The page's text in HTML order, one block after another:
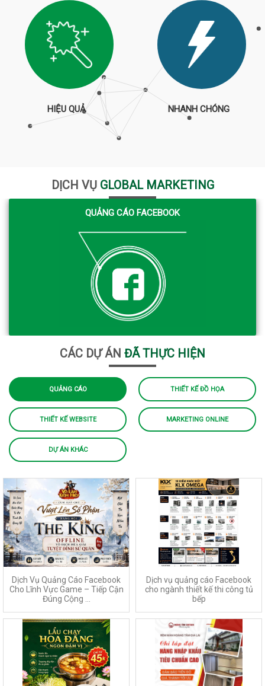
HIỆU QUẢ NHANH CHÓNG
DỊCH VỤGLOBAL MARKETING
QUẢNG CÁO FACEBOOK
CÁC DỰ ÁN ĐÃ THỰC HIỆN
QUẢNG CÁO THIẾT KẾ ĐỒ HỌA
THIẾT KẾ WEBSITE MARKETING ONLINE
DỰ ÁN KHÁC
Dịch Vụ Quảng Cáo Facebook
Cho Lĩnh Vực Game – Tiếp Cận
Đúng Cộng ...
Dịch vụ quảng cáo Facebook
cho ngành thiết kế thi công tủ
bếp